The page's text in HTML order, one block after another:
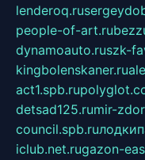
lenderoq.ru
people-of-art.ru
dynamoauto.ruszk-
kingbolenskaner.ru
act1.spb.ru
detsad125.rumir-
council.spb.ru
iclub.net.rugazon-